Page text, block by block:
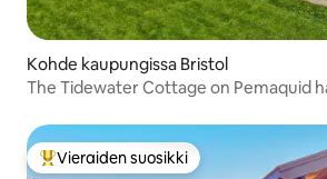
Kohde kaupungissa Bristol
The Tidewater Cottage on Pemaquid
Vieraiden suosikkien parhaimmistoa
Vieraiden suosikki